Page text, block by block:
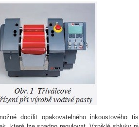
docílit opakovatelného inkoustového